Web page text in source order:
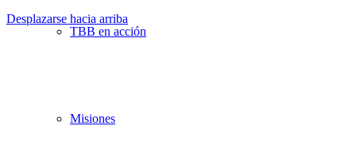
TBB en acción
Misiones
Desplazarse hacia arriba